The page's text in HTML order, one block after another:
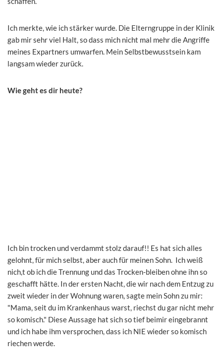
Ich merkte, wie ich stärker wurde. Die Elterngruppe in der Klinik
gab mir sehr viel Halt, so dass mich nicht mal mehr die Angriffe
meines Expartners umwarfen. Mein Selbstbewusstsein kam
langsam wieder zurück.
Wie geht es dir heute?
Ich bin trocken und verdammt stolz darauf!! Es hat sich alles
gelohnt, für mich selbst, aber auch für meinen Sohn. Ich weiß
nich,t ob ich die Trennung und das Trocken-bleiben ohne ihn so
geschafft hätte. In der ersten Nacht, die wir nach dem Entzug zu
zweit wieder in der Wohnung waren, sagte mein Sohn zu mir:
"Mama, seit du im Krankenhaus warst, riechst du gar nicht mehr
so komisch." Diese Aussage hat sich so tief beimir eingebrannt
und ich habe ihm versprochen, dass ich NIE wieder so komisch
riechen werde.